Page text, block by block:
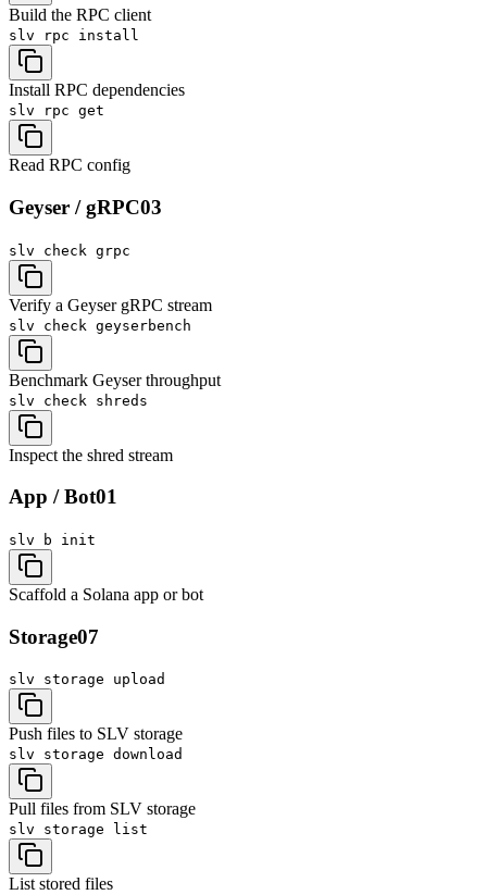
Build the RPC client
slv rpc install
Install RPC dependencies
slv rpc get
Read RPC config
Geyser / gRPC03
slv check grpc
Verify a Geyser gRPC stream
slv check geyserbench
Benchmark Geyser throughput
slv check shreds
Inspect the shred stream
App / Bot01
slv b init
Scaffold a Solana app or bot
Storage07
slv storage upload
Push files to SLV storage
slv storage download
Pull files from SLV storage
slv storage list
List stored files